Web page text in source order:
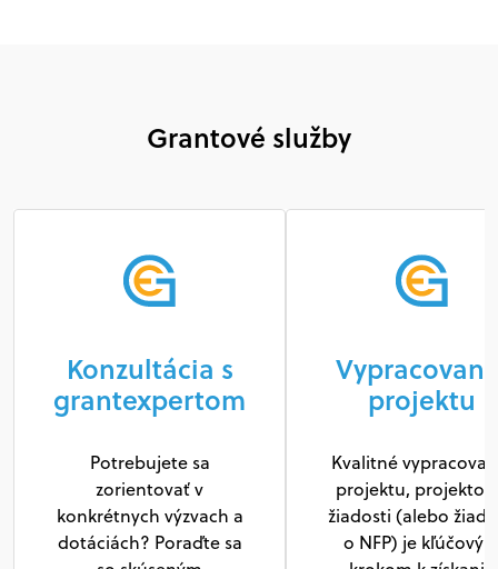
Grantové služby
Konzultácia s
grantexpertom
Potrebujete sa
zorientovať v
konkrétnych výzvach a
dotáciách? Poraďte sa
projektu
Kvalitné
projektu,
žiadosti (alebo
o NFP) je